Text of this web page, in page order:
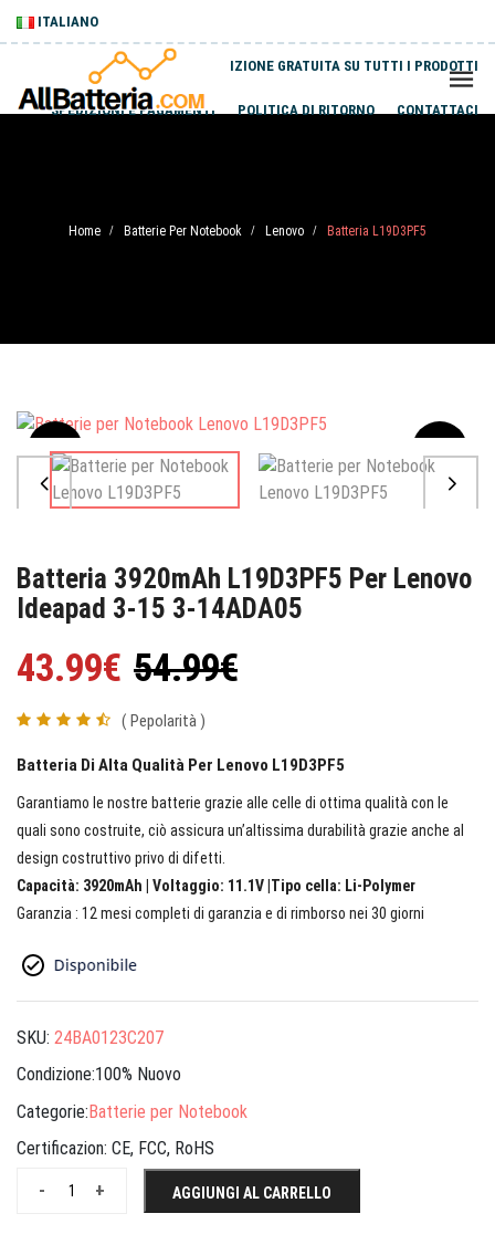
ITALIANO
SPEDIZIONE GRATUITA SU TUTTI I PRODOTTI
SPEDIZIONI E PAGAMENTI POLITICA DI RITORNO CONTATTACI
Home / Batterie Per Notebook / Lenovo / Batteria L19D3PF5
Sale
Batteria 3920mAh L19D3PF5 Per Lenovo
Ideapad 3-15 3-14ADA05
43.99€ 54.99€
( Pepolarità )
Batteria Di Alta Qualità Per Lenovo L19D3PF5
Garantiamo le nostre batterie grazie alle celle di ottima qualità con le
quali sono costruite, ciò assicura un’altissima durabilità grazie anche al
design costruttivo privo di difetti.
Capacità: 3920mAh | Voltaggio: 11.1V |Tipo cella: Li-Polymer
Garanzia : 12 mesi completi di garanzia e di rimborso nei 30 giorni
SKU: 24BA0123C207
Condizione:100% Nuovo
Categorie:Batterie per Notebook
Certificazion: CE, FCC, RoHS
+
- AGGIUNGI AL CARRELLO